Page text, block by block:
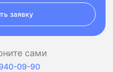
заявку
сами
09-90